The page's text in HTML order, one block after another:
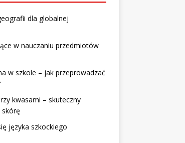
dla globalnej
w nauczaniu przedmiotów
w szkole – jak przeprowadzać
kwasami – skuteczny
skórę
języka szkockiego